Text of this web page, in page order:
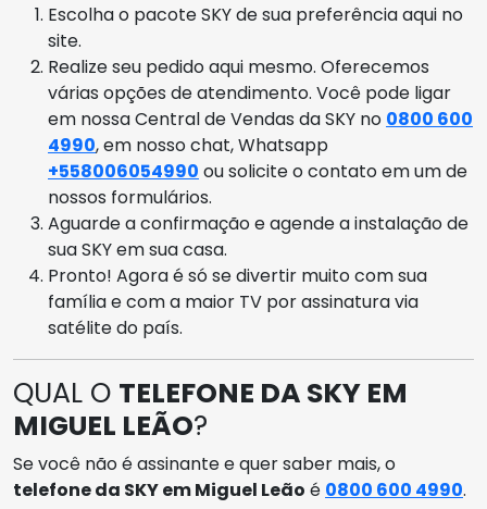
Escolha o pacote SKY de sua preferência aqui no
site.
Realize seu pedido aqui mesmo. Oferecemos
várias opções de atendimento. Você pode ligar
em nossa Central de Vendas da SKY no 0800 600
4990, em nosso chat, Whatsapp
+558006054990 ou solicite o contato em um de
nossos formulários.
Aguarde a confirmação e agende a instalação de
sua SKY em sua casa.
Pronto! Agora é só se divertir muito com sua
família e com a maior TV por assinatura via
satélite do país.
QUAL O TELEFONE DA SKY EM
MIGUEL LEÃO?
Se você não é assinante e quer saber mais, o
telefone da SKY em Miguel Leão é 0800 600 4990.